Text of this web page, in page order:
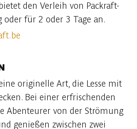
den Verleih von Packraft-
oder für 2 oder 3 Tage an.
originelle Art, die Lesse mit
Bei einer erfrischenden
Abenteurer von der Strömung
genießen zwischen zwei